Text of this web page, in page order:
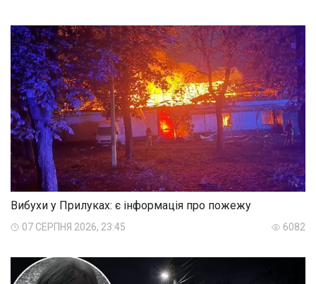
Вибухи у Прилуках: є інформація про пожежу
07 СЕРПНЯ 2026, 23:45 6082